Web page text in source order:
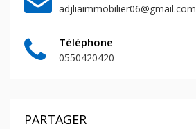
adjliaimmobilier06@gmail.com
Téléphone
0550420420
PARTAGER